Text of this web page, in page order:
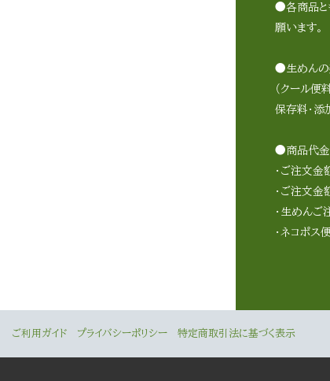
●各商品と
願います。
●生めんの
（クール
保存料・添
●商品代金
・ご注文
・ご注文金
・生めん
・ネコポス
ご利用ガイド プライバシーポリシー 特定商取引法に基づく表示